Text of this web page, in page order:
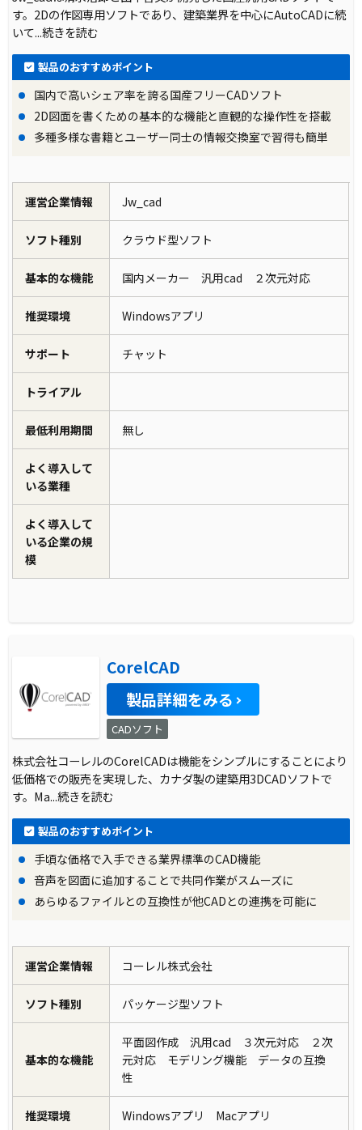
す。2Dの作図専用ソフトであり、建築業界を中心にAutoCADに続
いて...続きを読む
製品のおすすめポイント
国内で高いシェア率を誇る国産フリーCADソフト
2D図面を書くための基本的な機能と直観的な操作性を搭載
多種多様な書籍とユーザー同士の情報交換室で習得も簡単
運営企業情報 Jw_cad
ソフト種別 クラウド型ソフト
基本的な機能 国内メーカー 汎用cad ２次元対応
推奨環境 Windowsアプリ
サポート チャット
トライアル
最低利用期間 無し
よく導入して
いる業種
よく導入して
いる企業の規
模
CorelCAD
製品詳細をみる
CADソフト
株式会社コーレルのCorelCADは機能をシンプルにすることにより
低価格での販売を実現した、カナダ製の建築用3DCADソフトで
す。Ma...続きを読む
製品のおすすめポイント
手頃な価格で入手できる業界標準のCAD機能
音声を図面に追加することで共同作業がスムーズに
あらゆるファイルとの互換性が他CADとの連携を可能に
運営企業情報 コーレル株式会社
ソフト種別 パッケージ型ソフト
基本的な機能
平面図作成 汎用cad ３次元対応 ２次
元対応 モデリング機能 データの互換
性
推奨環境 Windowsアプリ Macアプリ